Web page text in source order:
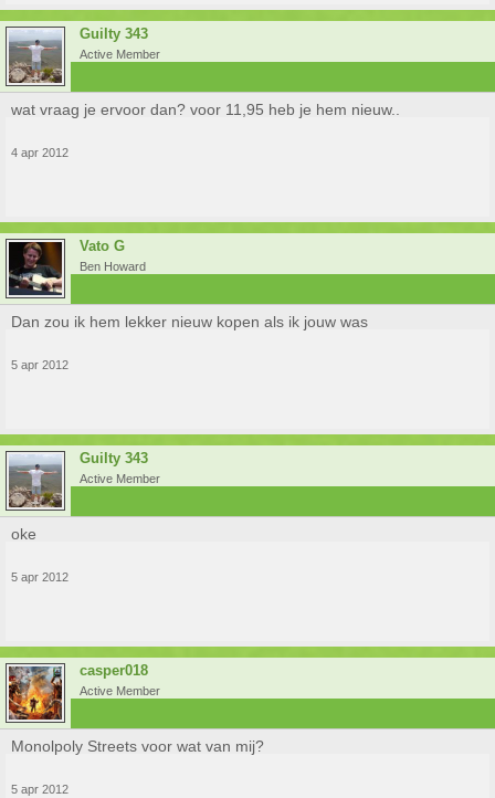
Guilty 343
Active Member
wat vraag je ervoor dan? voor 11,95 heb je hem nieuw..
4 apr 2012
Vato G
Ben Howard
Dan zou ik hem lekker nieuw kopen als ik jouw was
5 apr 2012
Guilty 343
Active Member
oke
5 apr 2012
casper018
Active Member
Monolpoly Streets voor wat van mij?
5 apr 2012